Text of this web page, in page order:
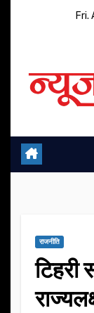
Fri.
राजनीति
टिहरी